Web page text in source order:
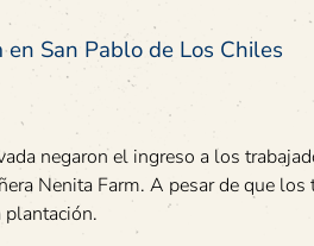
en San Pablo de Los Chiles
negaron el ingreso a los
Nenita Farm. A pesar de que